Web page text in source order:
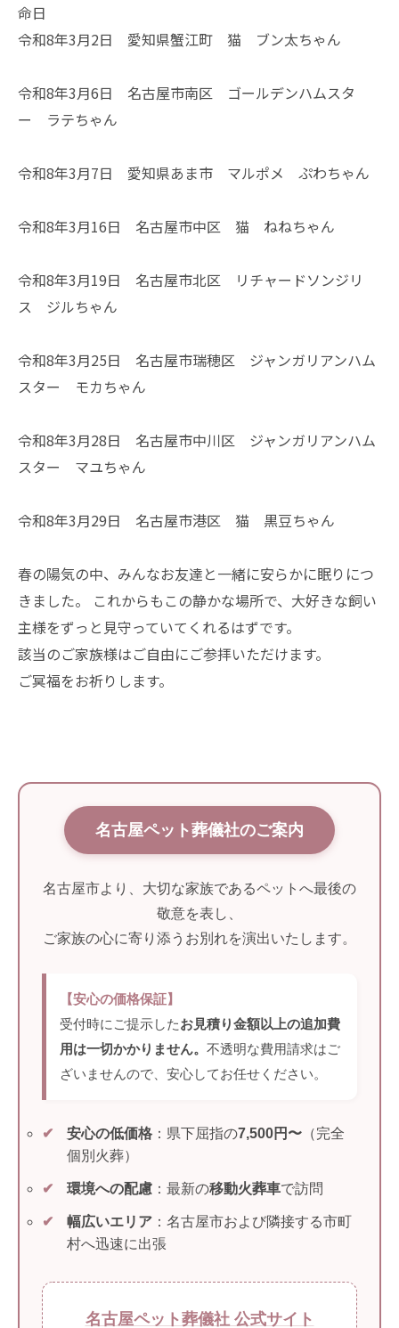
命日
令和8年3月2日 愛知県蟹江町 猫 ブン太ちゃん
令和8年3月6日 名古屋市南区 ゴールデンハムスタ
ー ラテちゃん
令和8年3月7日 愛知県あま市 マルポメ ぷわちゃん
令和8年3月16日 名古屋市中区 猫 ねねちゃん
令和8年3月19日 名古屋市北区 リチャードソンジリ
ス ジルちゃん
令和8年3月25日 名古屋市瑞穂区 ジャンガリアンハム
スター モカちゃん
令和8年3月28日 名古屋市中川区 ジャンガリアンハム
スター マユちゃん
令和8年3月29日 名古屋市港区 猫 黒豆ちゃん
春の陽気の中、みんなお友達と一緒に安らかに眠りにつ
きました。 これからもこの静かな場所で、大好きな飼い
主様をずっと見守っていてくれるはずです。
該当のご家族様はご自由にご参拝いただけます。
ご冥福をお祈りします。
名古屋ペット葬儀社のご案内
名古屋市より、大切な家族であるペットへ最後の
敬意を表し、
ご家族の心に寄り添うお別れを演出いたします。
【安心の価格保証】
受付時にご提示したお見積り金額以上の追加費
用は一切かかりません。 不透明な費用請求はご
ざいませんので、安心してお任せください。
✔ 安心の低価格 ：県下屈指の7,500円〜 （完全
個別火葬）
✔ 環境への配慮 ：最新の移動火葬車で訪問
✔ 幅広いエリア ：名古屋市および隣接する市町
村へ迅速に出張
名古屋ペット葬儀社 公式サイト